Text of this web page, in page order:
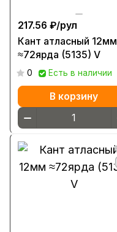
217.56 ₽/рул
Кант атласный 12мм
≈72ярда (5135) V
0 Есть в наличии
В корзину